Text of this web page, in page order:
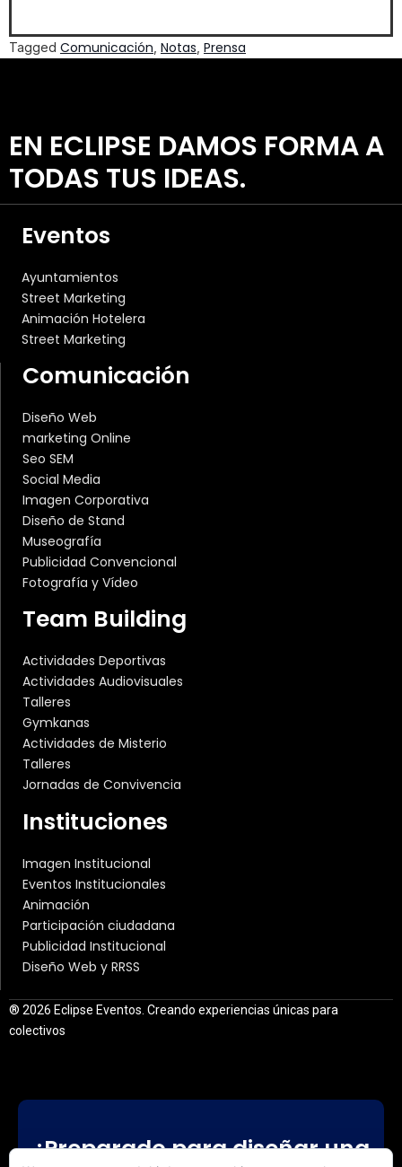
Tagged Comunicación Notas Prensa
EN ECLIPSE DAMOS FORMA A
TODAS TUS IDEAS.
Eventos
Ayuntamientos
Street Marketing
Animación Hotelera
Street Marketing
Comunicación
Diseño Web
marketing Online
Seo SEM
Social Media
Imagen Corporativa
Diseño de Stand
Museografía
Publicidad Convencional
Fotografía y Vídeo
Team Building
Actividades Deportivas
Actividades Audiovisuales
Talleres
Gymkanas
Actividades de Misterio
Talleres
Jornadas de Convivencia
Instituciones
Imagen Institucional
Eventos Institucionales
Animación
Participación ciudadana
Publicidad Institucional
Diseño Web y RRSS
® 2026 Eclipse Eventos. Creando experiencias únicas para
colectivos
¿Preparado para diseñar una